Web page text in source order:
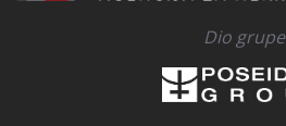
Dio grupe